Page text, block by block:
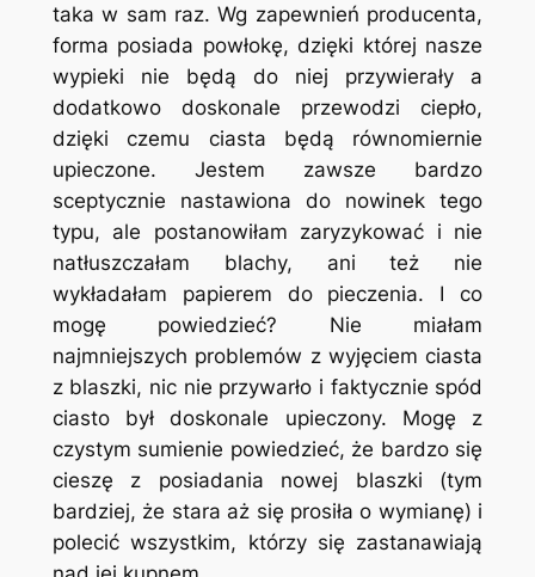
taka w sam raz. Wg zapewnień producenta,
forma posiada powłokę, dzięki której nasze
wypieki nie będą do niej przywierały a
dodatkowo doskonale przewodzi ciepło,
dzięki czemu ciasta będą równomiernie
upieczone. Jestem zawsze bardzo
sceptycznie nastawiona do nowinek tego
typu, ale postanowiłam zaryzykować i nie
natłuszczałam blachy, ani też nie
wykładałam papierem do pieczenia. I co
mogę powiedzieć? Nie miałam
najmniejszych problemów z wyjęciem ciasta
z blaszki, nic nie przywarło i faktycznie spód
ciasto był doskonale upieczony. Mogę z
czystym sumienie powiedzieć, że bardzo się
cieszę z posiadania nowej blaszki (tym
bardziej, że stara aż się prosiła o wymianę) i
polecić wszystkim, którzy się zastanawiają